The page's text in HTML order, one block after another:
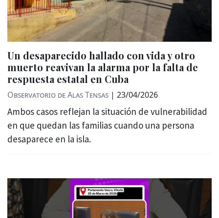
Un desaparecido hallado con vida y otro
muerto reavivan la alarma por la falta de
respuesta estatal en Cuba
Observatorio de Alas Tensas | 23/04/2026
Ambos casos reflejan la situación de vulnerabilidad
en que quedan las familias cuando una persona
desaparece en la isla.